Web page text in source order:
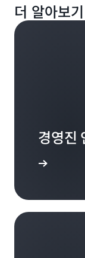
더 알아보기
경영진